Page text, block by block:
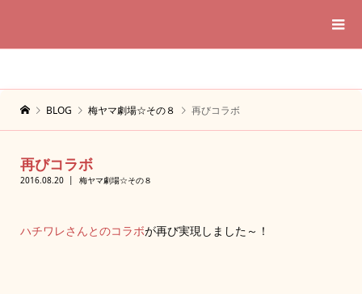
BLOG 梅ヤマ劇場☆その８ 再びコラボ
再びコラボ
2016.08.20 梅ヤマ劇場☆その８
ハチワレさんとのコラボが再び実現しました～！